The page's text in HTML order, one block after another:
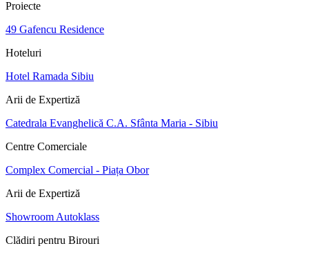
Proiecte
49 Gafencu Residence
Hoteluri
Hotel Ramada Sibiu
Arii de Expertiză
Catedrala Evanghelică C.A. Sfânta Maria - Sibiu
Centre Comerciale
Complex Comercial - Piața Obor
Arii de Expertiză
Showroom Autoklass
Clădiri pentru Birouri